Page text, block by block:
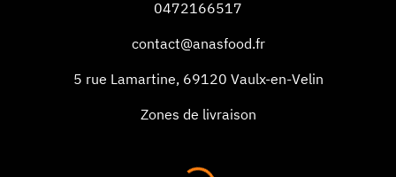
0472166517
contact@anasfood.fr
5 rue Lamartine, 69120 Vaulx-en-Velin
Zones de livraison